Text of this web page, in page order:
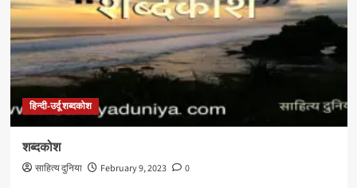
हिन्दी-उर्दू शब्दकोश
शब्दकोश
साहित्य दुनिया February 9, 2023 0